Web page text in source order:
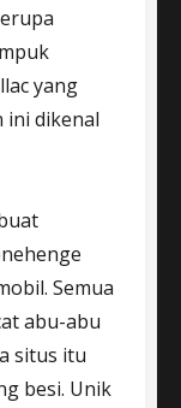
yang
ini dikenal
Semua
abu-abu
situs itu
besi. Unik